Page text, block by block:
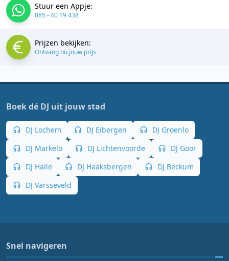
Stuur een Appje:
085 - 40 19 438
Prijzen bekijken:
Ontvang nu jouw prijs
Boek dé DJ uit jouw stad
DJ Lochem DJ Eibergen
DJ Groenlo
DJ Markelo
DJ Lichtenvoorde
DJ Goor
DJ Halle
DJ Haaksbergen
DJ Beckum
DJ Varsseveld
Snel navigeren